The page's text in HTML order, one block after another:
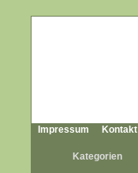
Impressum Kontakt
Kategorien